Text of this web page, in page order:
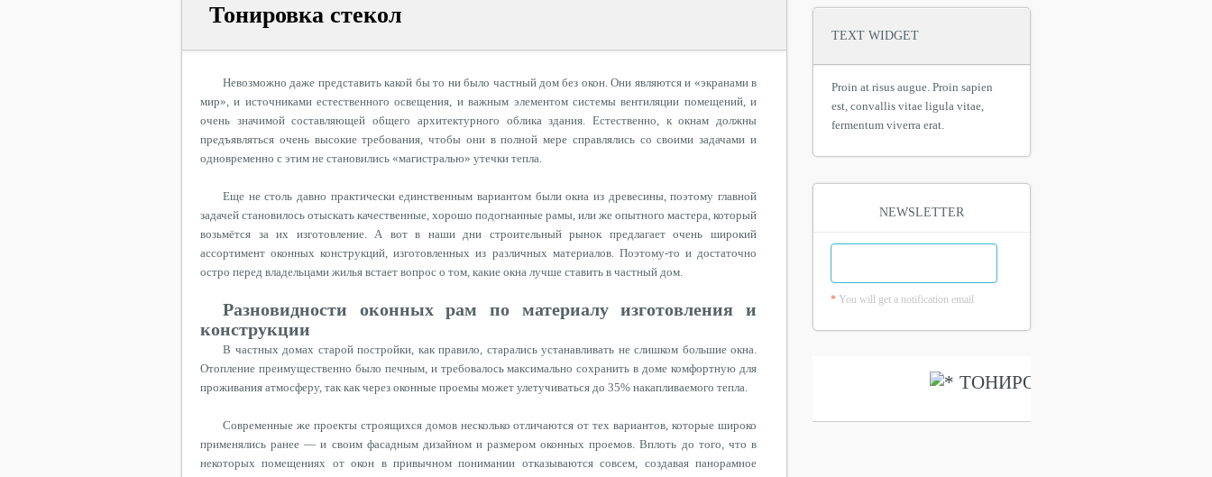
Тонировка стекол
Невозможно даже представить какой бы то ни было частный дом без окон. Они являются и «экранами в
мир», и источниками естественного освещения, и важным элементом системы вентиляции помещений, и
очень значимой составляющей общего архитектурного облика здания. Естественно, к окнам должны
предъявляться очень высокие требования, чтобы они в полной мере справлялись со своими задачами и
одновременно с этим не становились «магистралью» утечки тепла.
Еще не столь давно практически единственным вариантом были окна из древесины, поэтому главной
задачей становилось отыскать качественные, хорошо подогнанные рамы, или же опытного мастера, который
возьмётся за их изготовление. А вот в наши дни строительный рынок предлагает очень широкий
ассортимент оконных конструкций, изготовленных из различных материалов. Поэтому-то и достаточно
остро перед владельцами жилья встает вопрос о том, какие окна лучше ставить в частный дом.
Разновидности оконных рам по материалу изготовления и
конструкции
В частных домах старой постройки, как правило, старались устанавливать не слишком большие окна.
Отопление преимущественно было печным, и требовалось максимально сохранить в доме комфортную для
проживания атмосферу, так как через оконные проемы может улетучиваться до 35% накапливаемого тепла.
Современные же проекты строящихся домов несколько отличаются от тех вариантов, которые широко
применялись ранее — и своим фасадным дизайном и размером оконныхпроемов. Вплоть до того, что в
некоторых помещениях от окон в привычном понимании отказываются совсем, создавая панорамное
TEXT WIDGET
Proin at risus augue. Proin sapien
est, convallis vitae ligula vitae,
fermentum viverra erat.
NEWSLETTER
* You will get a notification email